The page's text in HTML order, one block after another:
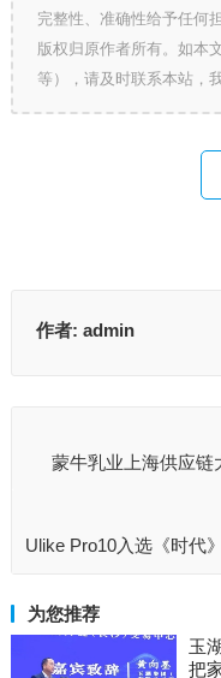
完整性、准确性给予任何
版权归原作者所有。如本
等），请及时联系本站，
作者: admin
蒙牛乳业上海供应链
Ulike Pro10入选《时代
为您推荐
玉
把